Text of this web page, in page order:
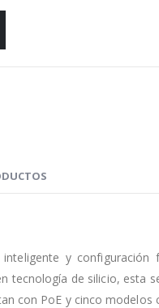
y configuración
tecnología de silicio, esta
con PoE y cinco modelos